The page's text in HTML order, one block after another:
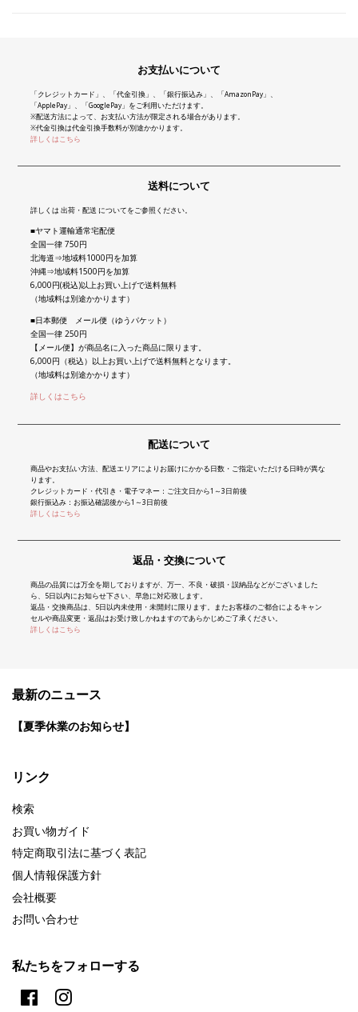
お支払いについて
「クレジットカード」、「代金引換」、「銀行振込み」、「AmazonPay」、
「ApplePay」、「GooglePay」をご利用いただけます。
※配送方法によって、お支払い方法が限定される場合があります。
※代金引換は代金引換手数料が別途かかります。
詳しくはこちら
送料について
詳しくは 出荷・配送 についてをご参照ください。
■ヤマト運輸通常宅配便
全国一律 750円
北海道⇒地域料1000円を加算
沖縄⇒地域料1500円を加算
6,000円(税込)以上お買い上げで送料無料
（地域料は別途かかります）
■日本郵便 メール便（ゆうパケット）
全国一律 250円
【メール便】が商品名に入った商品に限ります。
6,000円（税込）以上お買い上げで送料無料となります。
（地域料は別途かかります）
詳しくはこちら
配送について
商品やお支払い方法、配送エリアによりお届けにかかる日数・ご指定いただける日時が異な
ります。
クレジットカード・代引き・電子マネー：ご注文日から1～3日前後
銀行振込み：お振込確認後から1～3日前後
詳しくはこちら
返品・交換について
商品の品質には万全を期しておりますが、万一、不良・破損・誤納品などがございました
ら、5日以内にお知らせ下さい、早急に対応致します。
返品・交換商品は、5日以内未使用・未開封に限ります。またお客様のご都合によるキャン
セルや商品変更・返品はお受け致しかねますのであらかじめご了承ください。
詳しくはこちら
最新のニュース
【夏季休業のお知らせ】
リンク
検索
お買い物ガイド
特定商取引法に基づく表記
個人情報保護方針
会社概要
お問い合わせ
私たちをフォローする
Facebook